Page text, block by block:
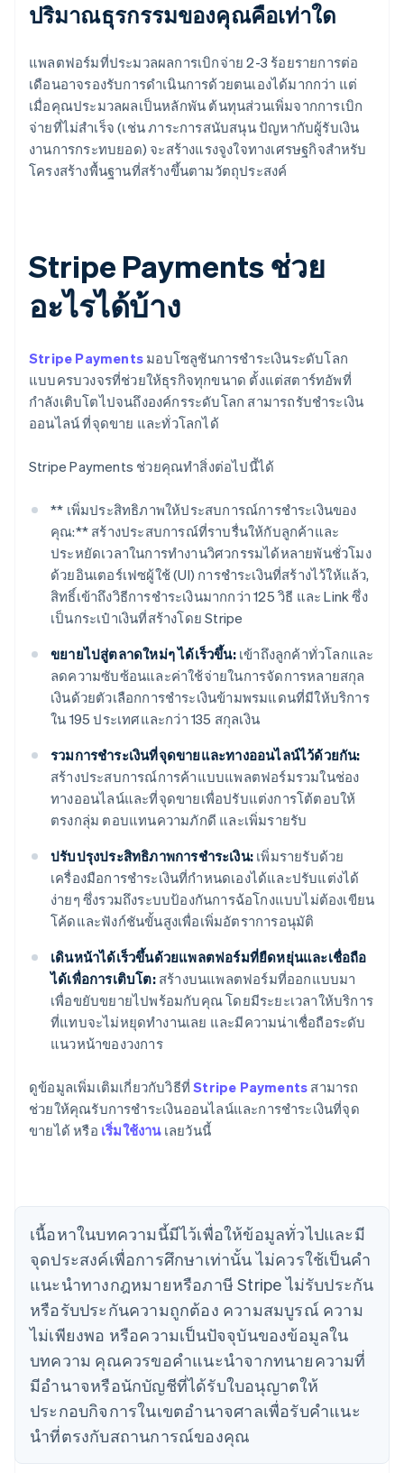
ปริมาณธุรกรรมของคุณคือเท่าใด
แพลตฟอร์มที่ประมวลผลการเบิกจ่าย 2-3 ร้อยรายการต่อ
เดือนอาจรองรับการดำเนินการด้วยตนเองได้มากกว่า แต่
เมื่อคุณประมวลผลเป็นหลักพัน ต้นทุนส่วนเพิ่มจากการเบิก
จ่ายที่ไม่สำเร็จ (เช่น ภาระการสนับสนุน ปัญหากับผู้รับเงิน
งานการกระทบยอด) จะสร้างแรงจูงใจทางเศรษฐกิจสำหรับ
โครงสร้างพื้นฐานที่สร้างขึ้นตามวัตถุประสงค์
Stripe Payments ช่วย
อะไรได้บ้าง
Stripe Payments มอบโซลูชันการชำระเงินระดับโลก
แบบครบวงจรที่ช่วยให้ธุรกิจทุกขนาด ตั้งแต่สตาร์ทอัพที่
กำลังเติบโตไปจนถึงองค์กรระดับโลก สามารถรับชำระเงิน
ออนไลน์ ที่จุดขาย และทั่วโลกได้
Stripe Payments ช่วยคุณทำสิ่งต่อไปนี้ได้
** เพิ่มประสิทธิภาพให้ประสบการณ์การชำระเงินของ
คุณ:** สร้างประสบการณ์ที่ราบรื่นให้กับลูกค้าและ
ประหยัดเวลาในการทำงานวิศวกรรมได้หลายพันชั่วโมง
ด้วยอินเตอร์เฟซผู้ใช้ (UI) การชำระเงินที่สร้างไว้ให้แล้ว,
สิทธิ์เข้าถึงวิธีการชำระเงินมากกว่า 125 วิธี และ Link ซึ่ง
เป็นกระเป๋าเงินที่สร้างโดย Stripe
ขยายไปสู่ตลาดใหม่ๆ ได้เร็วขึ้น:เข้าถึงลูกค้าทั่วโลกและ
ลดความซับซ้อนและค่าใช้จ่ายในการจัดการหลายสกุล
เงินด้วยตัวเลือกการชำระเงินข้ามพรมแดนที่มีให้บริการ
ใน 195 ประเทศและกว่า 135 สกุลเงิน
รวมการชำระเงินที่จุดขายและทางออนไลน์ไว้ด้วยกัน:
สร้างประสบการณ์การค้าแบบแพลตฟอร์มรวมในช่อง
ทางออนไลน์และที่จุดขายเพื่อปรับแต่งการโต้ตอบให้
ตรงกลุ่ม ตอบแทนความภักดี และเพิ่มรายรับ
ปรับปรุงประสิทธิภาพการชำระเงิน: เพิ่มรายรับด้วย
เครื่องมือการชำระเงินที่กำหนดเองได้และปรับแต่งได้
ง่ายๆ ซึ่งรวมถึงระบบป้องกันการฉ้อโกงแบบไม่ต้องเขียน
โค้ดและฟังก์ชันขั้นสูงเพื่อเพิ่มอัตราการอนุมัติ
เดินหน้าได้เร็วขึ้นด้วยแพลตฟอร์มที่ยืดหยุ่นและเชื่อถือ
ได้เพื่อการเติบโต:สร้างบนแพลตฟอร์มที่ออกแบบมา
เพื่อขยับขยายไปพร้อมกับคุณ โดยมีระยะเวลาให้บริการ
ที่แทบจะไม่หยุดทำงานเลย และมีความน่าเชื่อถือระดับ
แนวหน้าของวงการ
ดูข้อมูลเพิ่มเติมเกี่ยวกับวิธีที่Stripe Payments สามารถ
ช่วยให้คุณรับการชำระเงินออนไลน์และการชำระเงินที่จุด
ขายได้ หรือ เริ่มใช้งานเลยวันนี้
เนื้อหาในบทความนี้มีไว้เพื่อให้ข้อมูลทั่วไปและมี
จุดประสงค์เพื่อการศึกษาเท่านั้น ไม่ควรใช้เป็นคํา
แนะนําทางกฎหมายหรือภาษี Stripe ไม่รับประกัน
หรือรับประกันความถูกต้อง ความสมบูรณ์ ความ
ไม่เพียงพอ หรือความเป็นปัจจุบันของข้อมูลใน
บทความ คุณควรขอคําแนะนําจากทนายความที่
มีอํานาจหรือนักบัญชีที่ได้รับใบอนุญาตให้
ประกอบกิจการในเขตอํานาจศาลเพื่อรับคําแนะ
นําที่ตรงกับสถานการณ์ของคุณ
กรีซ
เขตบริหารพิเศษฮ่องกง ประเทศจีน
English 简体中文
แคนาดา
EnglishFrançais
ไซปรัส
ญี่ปุ่น
日本語English
เดนมาร์ก
English
ไทย
ไทยEnglish
English
นิวซีแลนด์
English
เนเธอร์แลนด์
NederlandsEnglish